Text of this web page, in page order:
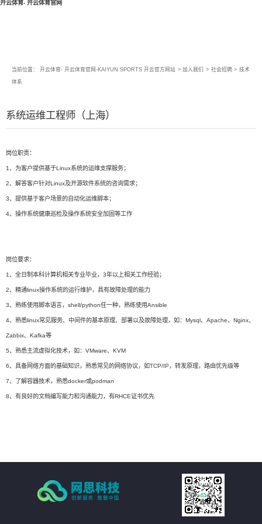
开云体育- 开云体育官网
当前位置： 开云体育- 开云体育官网-KAIYUN SPORTS 开云官方网站 > 加入我们 > 社会招聘 > 技术
体系
系统运维工程师（上海）
岗位职责：
1、为客户提供基于Linux系统的运维支撑服务；
2、解答客户针对Linux及开源软件系统的咨询需求；
3、提供基于客户场景的自动化运维脚本；
4、操作系统健康巡检及操作系统安全加固等工作
岗位要求：
1、全日制本科计算机相关专业毕业，3年以上相关工作经验；
2、精通linux操作系统的运行维护，具有故障处理的能力
3、熟练使用脚本语言，shell/python任一种，熟练使用Ansible
4、熟悉linux常见服务、中间件的基本原理、部署以及故障处理，如：Mysql、Apache、Nginx、
Zabbix、Kafka等
5、熟悉主流虚拟化技术，如：VMware、KVM
6、具备网络方面的基础知识，熟悉常见的网络协议，如TCP/IP，转发原理，路由优先级等
7、了解容器技术，熟悉docker或podman
8、有良好的文档编写能力和沟通能力，有RHCE证书优先